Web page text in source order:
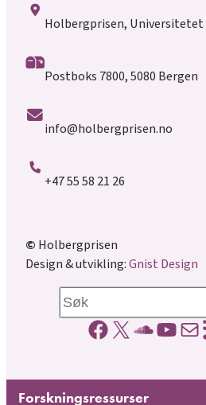
Holbergprisen, Universitetet
Postboks 7800, 5080 Bergen
info@holbergprisen.no
+47 55 58 21 26
© Holbergprisen
Design & utvikling:Gnist Design
Søk
X Soundcloud lenke
YouTube lenke
E-
Forskningsressurser